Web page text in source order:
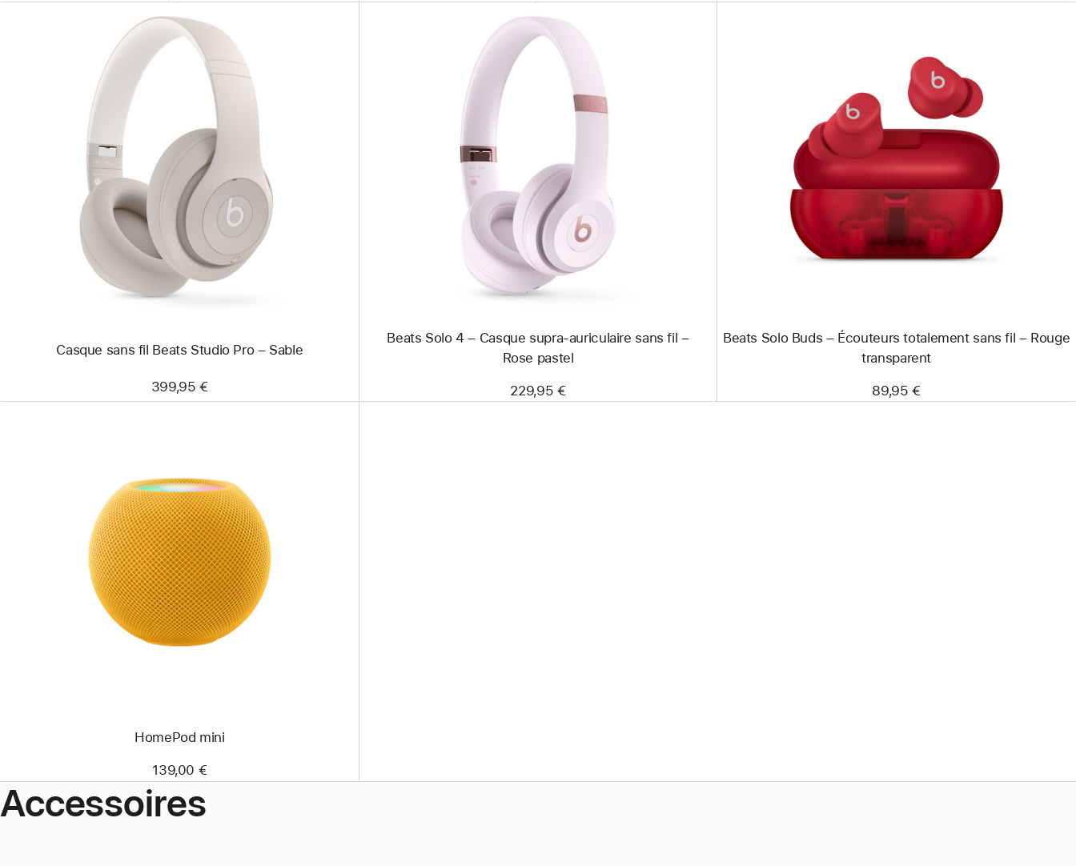
Précédent
Image
Casque
sans
Beats Studio Pro
Sable
Casque sans fil Beats Studio Pro – Sable
399,95 €
Image
Beats Solo 4
–
Casque
supra-
auriculaire
sans
fil
Rose pastel
Beats Solo 4 – Casque supra-auriculaire sans fil –
Rose pastel
229,95 €
Précédent
Image
-
Beats
Solo
Buds
–
Écouteurs
totalement
Beats Solo Buds – Écouteurs totalement sans fil – Rouge
transparent
89,95 €
HomePod mini
139,00 €
Accessoires